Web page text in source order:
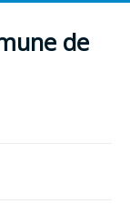
de